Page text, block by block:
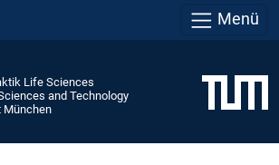
Menü
Life Sciences
and Technology
München